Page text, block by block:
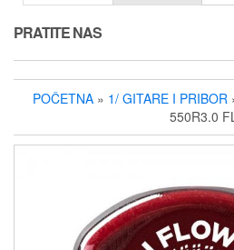
PRATITE NAS
POČETNA » 1/ GITARE I PRIBOR
550R3.0